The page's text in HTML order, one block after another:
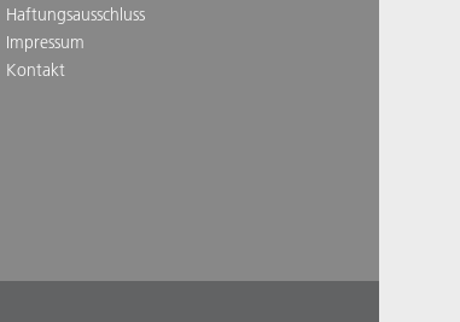
Haftungsausschluss
Impressum
Kontakt